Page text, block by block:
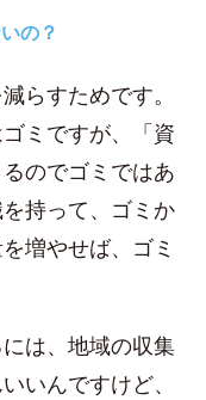
の？
らすためです。
ミですが、「資
のでゴミではあ
持って、ゴミか
増やせば、ゴミ
は、地域の収集
いんですけど、